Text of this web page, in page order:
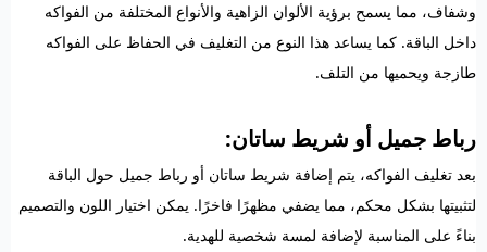
وشفاف، مما يسمح برؤية الألوان الزاهية والأنواع المختلفة من الفواكه
داخل الباقة. كما يساعد هذا النوع من التغليف في الحفاظ على الفواكه
طازجة ويحميها من التلف.
رباط جميل أو شريط ساتان:
بعد تغليف الفواكه، يتم إضافة شريط ساتان أو رباط جميل حول الباقة
لتثبيتها بشكل محكم، مما يضفي مظهرًا فاخرًا. يمكن اختيار اللون والتصميم
بناءً على المناسبة لإضافة لمسة شخصية للهدية.